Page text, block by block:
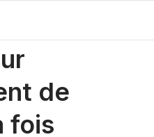
De Perche, Tant
de
fois